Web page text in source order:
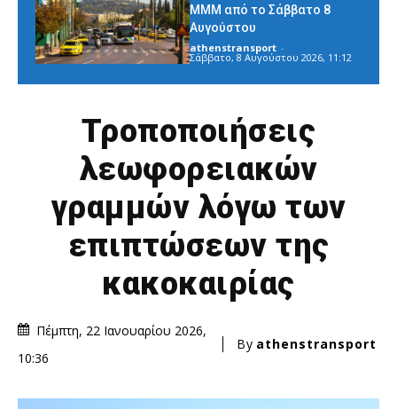
ΜΜΜ από το Σάββατο 8
Αυγούστου
athenstransport -
Σάββατο, 8 Αυγούστου 2026, 11:12
Τροποποιήσεις
λεωφορειακών
γραμμών λόγω των
επιπτώσεων της
κακοκαιρίας
Πέμπτη, 22 Ιανουαρίου 2026,
10:36
By athenstransport